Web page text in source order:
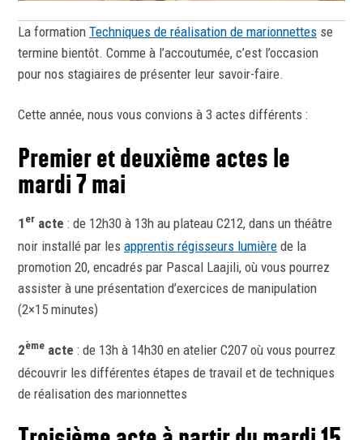
La formation Techniques de réalisation de marionnettes se
termine bientôt. Comme à l’accoutumée, c’est l’occasion
pour nos stagiaires de présenter leur savoir-faire.
Cette année, nous vous convions à 3 actes différents :
Premier et deuxième actes le
mardi 7 mai
1 er acte : de 12h30 à 13h au plateau C212, dans un théâtre
noir installé par les apprentis régisseurs lumière de la
promotion 20, encadrés par Pascal Laajili, où vous pourrez
assister à une présentation d’exercices de manipulation
(2×15 minutes)
2ème acte : de 13h à 14h30 en atelier C207 où vous pourrez
découvrir les différentes étapes de travail et de techniques
de réalisation des marionnettes